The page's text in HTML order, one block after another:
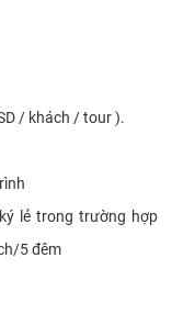
/ khách / tour ).
lẻ trong trường hợp
5 đêm